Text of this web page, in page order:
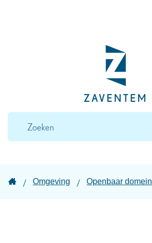
Zaventem
Startpagina
Omgeving Openbaar domein